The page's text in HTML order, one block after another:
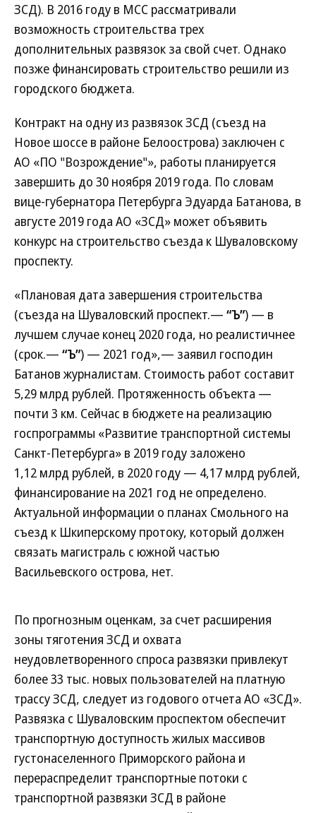
ЗСД). В 2016 году в МСС рассматривали
возможность строительства трех
дополнительных развязок за свой счет. Однако
позже финансировать строительство решили из
городского бюджета.
Контракт на одну из развязок ЗСД (съезд на
Новое шоссе в районе Белоострова) заключен с
АО «ПО "Возрождение"», работы планируется
завершить до 30 ноября 2019 года. По словам
вице-губернатора Петербурга Эдуарда Батанова, в
августе 2019 года АО «ЗСД» может объявить
конкурс на строительство съезда к Шуваловскому
проспекту.
«Плановая дата завершения строительства
(съезда на Шуваловский проспект.— “Ъ”) — в
лучшем случае конец 2020 года, но реалистичнее
(срок.— “Ъ”) — 2021 год»,— заявил господин
Батанов журналистам. Стоимость работ составит
5,29 млрд рублей. Протяженность объекта —
почти 3 км. Сейчас в бюджете на реализацию
госпрограммы «Развитие транспортной системы
Санкт-Петербурга» в 2019 году заложено
1,12 млрд рублей, в 2020 году — 4,17 млрд рублей,
финансирование на 2021 год не определено.
Актуальной информации о планах Смольного на
съезд к Шкиперскому протоку, который должен
связать магистраль с южной частью
Васильевского острова, нет.
По прогнозным оценкам, за счет расширения
зоны тяготения ЗСД и охвата
неудовлетворенного спроса развязки привлекут
более 33 тыс. новых пользователей на платную
трассу ЗСД, следует из годового отчета АО «ЗСД».
Развязка с Шуваловским проспектом обеспечит
транспортную доступность жилых массивов
густонаселенного Приморского района и
перераспределит транспортные потоки с
транспортной развязки ЗСД в районе